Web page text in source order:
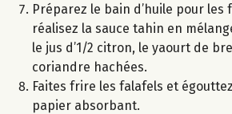
Préparez le bain d’huile pour les
réalisez la sauce tahin en
le jus d’1/2 citron, le yaourt de
coriandre hachées.
Faites frire les falafels et
papier absorbant.